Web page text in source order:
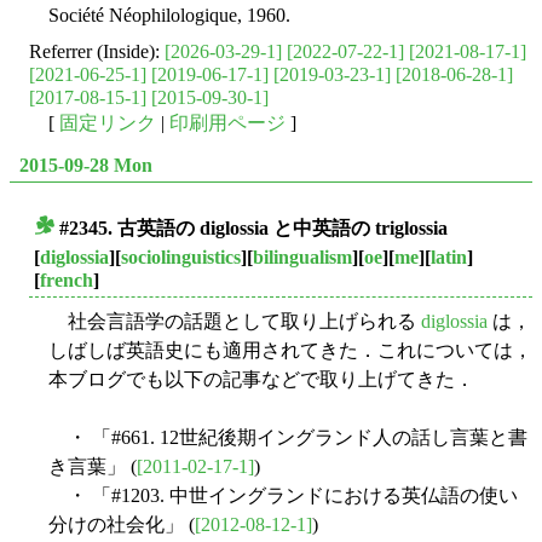
Société Néophilologique, 1960.
Referrer (Inside): [2026-03-29-1] [2022-07-22-1] [2021-08-17-1]
[2021-06-25-1] [2019-06-17-1] [2019-03-23-1] [2018-06-28-1]
[2017-08-15-1] [2015-09-30-1]
[ 固定リンク | 印刷用ページ ]
2015-09-28 Mon
#2345. 古英語の diglossia と中英語の triglossia
[diglossia][sociolinguistics][bilingualism][oe][me][latin]
[french]
社会言語学の話題として取り上げられる diglossia は，
しばしば英語史にも適用されてきた．これについては，
本ブログでも以下の記事などで取り上げてきた．
・ 「#661. 12世紀後期イングランド人の話し言葉と書
き言葉」 ([2011-02-17-1])
・ 「#1203. 中世イングランドにおける英仏語の使い
分けの社会化」 ([2012-08-12-1])